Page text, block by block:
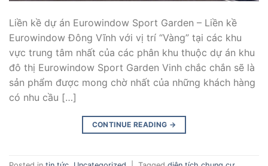
Liền kề dự án Eurowindow Sport Garden – Liền kề
Eurowindow Đông Vĩnh với vị trí “Vàng” tại các khu
vực trung tâm nhất của các phân khu thuộc dự án khu
đô thị Eurowindow Sport Garden Vinh chắc chắn sẽ là
sản phẩm được mong chờ nhất của những khách hàng
có nhu cầu […]
CONTINUE READING →